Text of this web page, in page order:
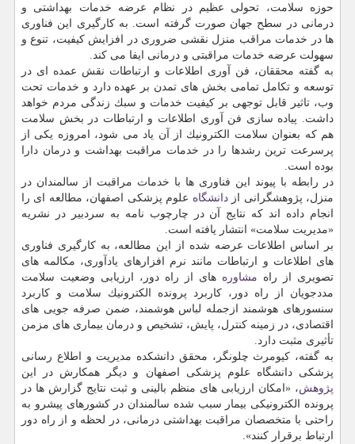
حوزه سلامت، تحولی عظیم در نظام عرضه خدمات بهداشتی و
درمانی در سطح جهان صورت گرفته است. به كارگیری این فناوری
ها در خدمات مراقب منزل نقشی ضروری در افزایش كیفیت، تنوع و
سهولت عرضه خدمات مراقبتی و درمانی ایفا می كند.
به گفته محققان، فن آوری اطلاعات و ارتباطات نقش عمده ای در
توسعه و تكامل تمامی بخش های تمدن بر عهده دارد و خدمات تحت
وب، تاثیر قابل توجهی بر كیفیت خدمات و سبك زندگی مردم خواهد
داشت. پیاده سازی فن آوری اطلاعات و ارتباطات در بخش سلامت
هم كه بعنوان سلامت الكترونیك از آن یاد می شود، امروزه یكی از
پرسرعت ترین رشدها را در خدمات مراقبت بهداشت و درمان دارا
بوده است.
در رابطه با پیوند این فناوری ها با خدمات مراقبت از سالمندان در
منزل، پژوهشگرانی ازدانشگاه علوم پزشكی اصفهان، مطالعه ای را
انجام داده اند كه نتایج آن در چارچوب نامه به سردبیر در نشریه
«مدیریت سلامت» انتشار یافته است.
بر اساس اطلاعات عرضه شده از این مطالعه، به كارگیری فناوری
های اطلاعات و ارتباطات مانند نرم افزارهای یادآوری، مكالمه های
تصویری از راه مشاوره های از راه دور، ارزیابی وضعیت سلامت
مددجویان از راه دور، كاربرد پرونده الكترونیك سلامت و كاربرد
سنسورهای هوشمند ازجمله لباس هوشمند، ضمن صرفه جویی های
اقتصادی، در زمینه كنترل، پایش، تشخیص و درمان بیماری های مزمن
تأثیری مثبت دارد.
به گفته، كیومرث چلونگر، محقق دانشكده مدیریت و اطلاع رسانی
پزشكی دانشگاه علوم پزشكی اصفهان و دیگر همكارش در این
پژوهش، «امكان ارزیابی های منظم بالینی و ثبت نتایج گزارش ها در
پرونده الكترونیكی بیمار سبب شده سالمندان در كشورهای پیشرو به
راحتی با متخصصان مراقبت بهداشتی درمانی، در لحظه و از راه دور
ارتباط برقرار كنند».